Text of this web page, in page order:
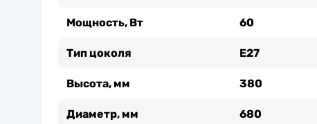
Мощность, Вт 60
Тип цоколя Е27
Высота, мм 380
Диаметр, мм 680